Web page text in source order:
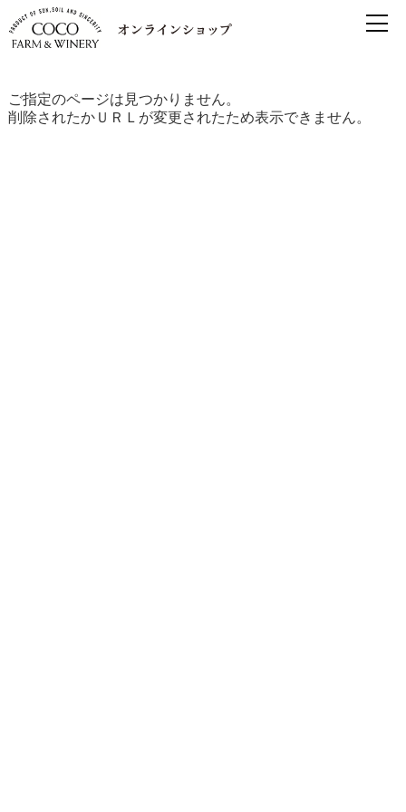
ご指定のページは見つかりません。
削除されたかＵＲＬが変更されたため表示できません。